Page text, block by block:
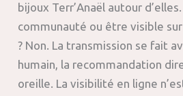
bijoux Terr’Anaël autour
communauté ou être visible
? Non. La transmission se fait
humain, la recommandation
oreille. La visibilité en ligne